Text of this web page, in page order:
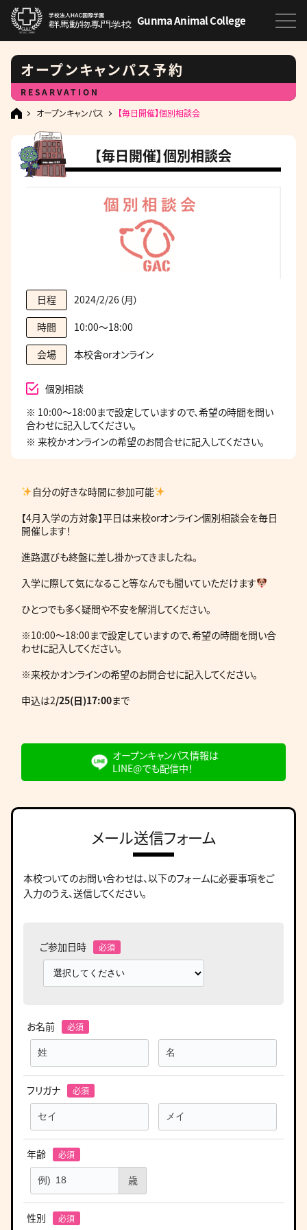
Gunma Animal College
オープンキャンパス予約
RESARVATION
オープンキャンパス
【毎日開催】個別相談会
【毎日開催】個別相談会
日程 2024/2/26（月）
時間 10:00～18:00
会場 本校舎orオンライン
個別相談
※ 10:00～18:00まで設定していますので、希望の時間を問い
合わせに記入してください。
※ 来校かオンラインの希望のお問合せに記入してください。
自分の好きな時間に参加可能
【4月入学の方対象】平日は来校orオンライン個別相談会を毎日
開催します！
進路選びも終盤に差し掛かってきましたね。
入学に際して気になること等なんでも聞いていただけます
ひとつでも多く疑問や不安を解消してください。
※10:00～18:00まで設定していますので、希望の時間を問い合
わせに記入してください。
※来校かオンラインの希望のお問合せに記入してください。
申込は2/25(日)17:00まで
オープンキャンパス情報は
LINE@でも配信中！
メール送信フォーム
本校ついてのお問い合わせは、以下のフォームに必要事項をご
入力のうえ、送信してください。
ご参加日時
お名前
フリガナ
年齢
歳
性別